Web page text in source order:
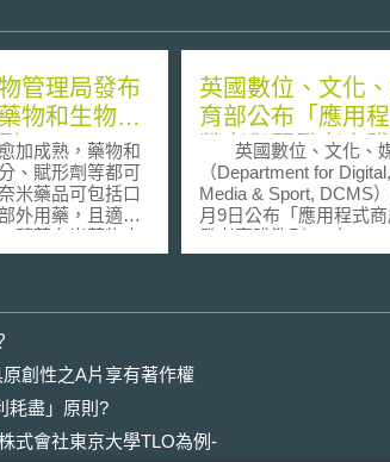
管理局發布
物和生物製
成熟，藥物和
、賦形劑等都可
米藥品可包括口
外用藥，且適應
隨著奈米藥物申
美國食品及藥物
物質粒徑小的特
，是否會影響藥
及品質。 美
於2022年4月22
藥物之最終版產
圍涵蓋生物製劑
英國數位、文化
育部公布「應用
營者與開發者實
強化消費者隱私
英國數位、文化、
（Department for
Media & Sport, DCMS
月9日公布「應用程式
發者實踐準則」（Code
app store operators and
何時將無法在商店中取
一次更新的時間、APP
創性之A片享有著作權
耗盡」原則?
式會社東京大學TLO為例-